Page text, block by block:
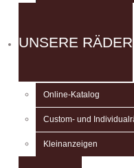
UNSERE RÄDER
Online-Katalog
Custom- und
Kleinanzeigen